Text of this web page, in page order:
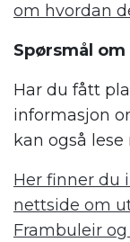
om hvordan
Spørsmål
Har du fått
informasjon
kan også
Her finner du
nettside om
Frambuleir